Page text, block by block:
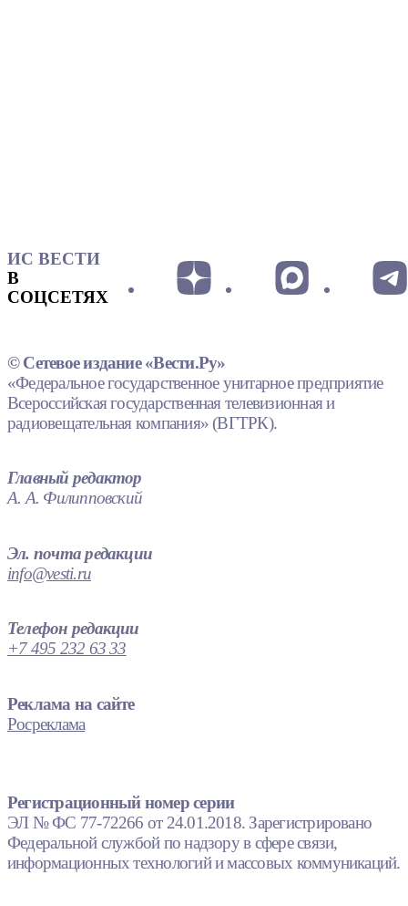
ИС ВЕСТИ
В
СОЦСЕТЯХ
© Сетевое издание «Вести.Ру»
«Федеральное государственное унитарное предприятие
Всероссийская государственная телевизионная и
радиовещательная компания» (ВГТРК).
Главный редактор
А. А. Филипповский
Эл. почта редакции
info@vesti.ru
Телефон редакции
+7 495 232 63 33
Реклама на сайте
Росреклама
Регистрационный номер серии
ЭЛ № ФС 77-72266 от 24.01.2018. Зарегистрировано
Федеральной службой по надзору в сфере связи,
информационных технологий и массовых коммуникаций.